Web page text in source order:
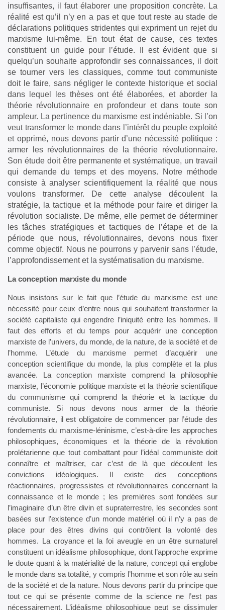
insuffisantes, il faut élaborer une proposition concrète. La
réalité est qu’il n’y en a pas et que tout reste au stade de
déclarations politiques stridentes qui expriment un rejet du
marxisme lui-même. En tout état de cause, ces textes
constituent un guide pour l’étude. Il est évident que si
quelqu’un souhaite approfondir ses connaissances, il doit
se tourner vers les classiques, comme tout communiste
doit le faire, sans négliger le contexte historique et social
dans lequel les thèses ont été élaborées, et aborder la
théorie révolutionnaire en profondeur et dans toute son
ampleur. La pertinence du marxisme est indéniable. Si l’on
veut transformer le monde dans l’intérêt du peuple exploité
et opprimé, nous devons partir d’une nécessité politique :
armer les révolutionnaires de la théorie révolutionnaire.
Son étude doit être permanente et systématique, un travail
qui demande du temps et des moyens. Notre méthode
consiste à analyser scientifiquement la réalité que nous
voulons transformer. De cette analyse découlent la
stratégie, la tactique et la méthode pour faire et diriger la
révolution socialiste. De même, elle permet de déterminer
les tâches stratégiques et tactiques de l’étape et de la
période que nous, révolutionnaires, devons nous fixer
comme objectif. Nous ne pourrons y parvenir sans l’étude,
l’approfondissement et la systématisation du marxisme.
La conception marxiste du monde
Nous insistons sur le fait que l’étude du marxisme est une
nécessité pour ceux d’entre nous qui souhaitent transformer la
société capitaliste qui engendre l’iniquité entre les hommes. Il
faut des efforts et du temps pour acquérir une conception
marxiste de l’univers, du monde, de la nature, de la société et de
l’homme. L’étude du marxisme permet d’acquérir une
conception scientifique du monde, la plus complète et la plus
avancée. La conception marxiste comprend la philosophie
marxiste, l’économie politique marxiste et la théorie scientifique
du communisme qui comprend la théorie et la tactique du
communiste. Si nous devons nous armer de la théorie
révolutionnaire, il est obligatoire de commencer par l’étude des
fondements du marxisme-léninisme, c’est-à-dire les approches
philosophiques, économiques et la théorie de la révolution
prolétarienne que tout combattant pour l’idéal communiste doit
connaître et maîtriser, car c’est de là que découlent les
convictions idéologiques. Il existe des conceptions
réactionnaires, progressistes et révolutionnaires concernant la
connaissance et le monde ; les premières sont fondées sur
l’imaginaire d’un être divin et supraterrestre, les secondes sont
basées sur l’existence d’un monde matériel où il n’y a pas de
place pour des êtres divins qui contrôlent la volonté des
hommes. La croyance et la foi aveugle en un être surnaturel
constituent un idéalisme philosophique, dont l’approche exprime
le doute quant à la matérialité de la nature, concept qui englobe
le monde dans sa totalité, y compris l’homme et son rôle au sein
de la société et de la nature. Nous devons partir du principe que
tout ce qui se présente comme de la science ne l’est pas
nécessairement. L’idéalisme philosophique peut se dissimuler